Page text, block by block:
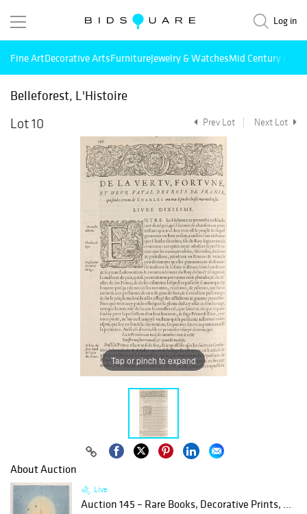
Log in
Fine ArtDecorative ArtsFurnitureJewelry & WatchesMid Century
Belleforest, L'Histoire
Lot 10
Prev Lot Next Lot
Tap or pinch to expand
About Auction
Live
Auction 145 – Rare Books, Decorative Prints, ...